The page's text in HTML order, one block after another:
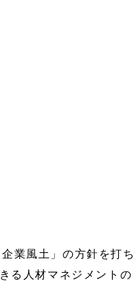
業風土」の方針を打ち
る人材マネジメントの